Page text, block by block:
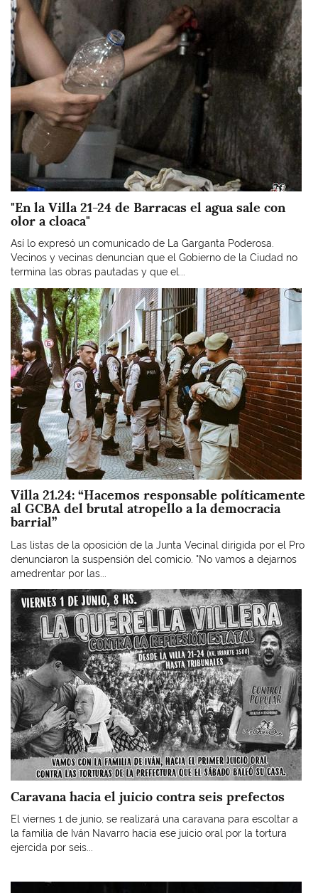
Imagen
"En la Villa 21-24 de Barracas el agua sale con
olor a cloaca"
Así lo expresó un comunicado de La Garganta Poderosa.
Vecinos y vecinas denuncian que el Gobierno de la Ciudad no
termina las obras pautadas y que el...
Imagen
Villa 21.24: “Hacemos responsable políticamente
al GCBA del brutal atropello a la democracia
barrial”
Las listas de la oposición de la Junta Vecinal dirigida por el Pro
denunciaron la suspensión del comicio. "No vamos a dejarnos
amedrentar por las...
Imagen
Caravana hacia el juicio contra seis prefectos
El viernes 1 de junio, se realizará una caravana para escoltar a
la familia de Iván Navarro hacia ese juicio oral por la tortura
ejercida por seis...